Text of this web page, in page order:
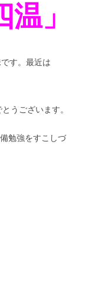
温」
す。最近は
うございます。
勉強をすこしづ